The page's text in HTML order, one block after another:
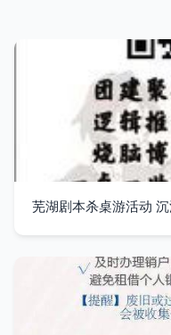
芜湖剧本杀桌游活动